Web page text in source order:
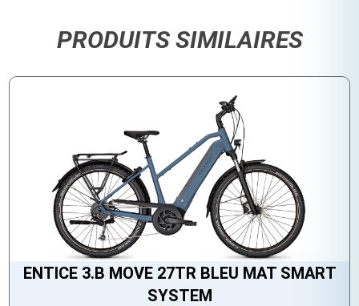
PRODUITS SIMILAIRES
ENTICE 3.B MOVE 27TR BLEU MAT SMART
SYSTEM